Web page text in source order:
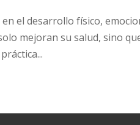
el desarrollo físico,
mejoran su salud, sino